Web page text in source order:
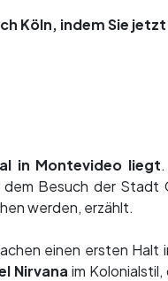
Köln, indem Sie
in Montevideo liegt
Besuch der
werden, erzählt.
einen ersten Halt
Nirvana im Kolonialstil,